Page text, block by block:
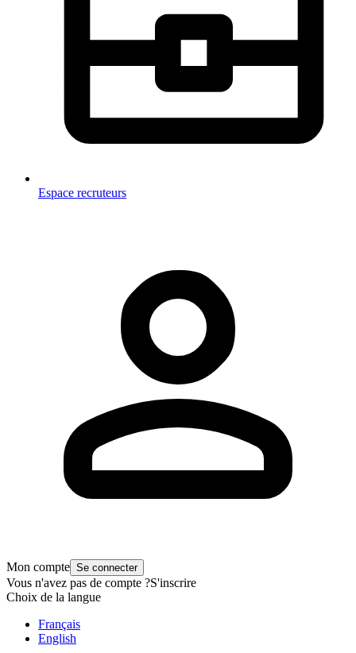
Espace recruteurs
Mon compte Se connecter
Vous n'avez pas de compte ?S'inscrire
Choix de la langue
Français
English